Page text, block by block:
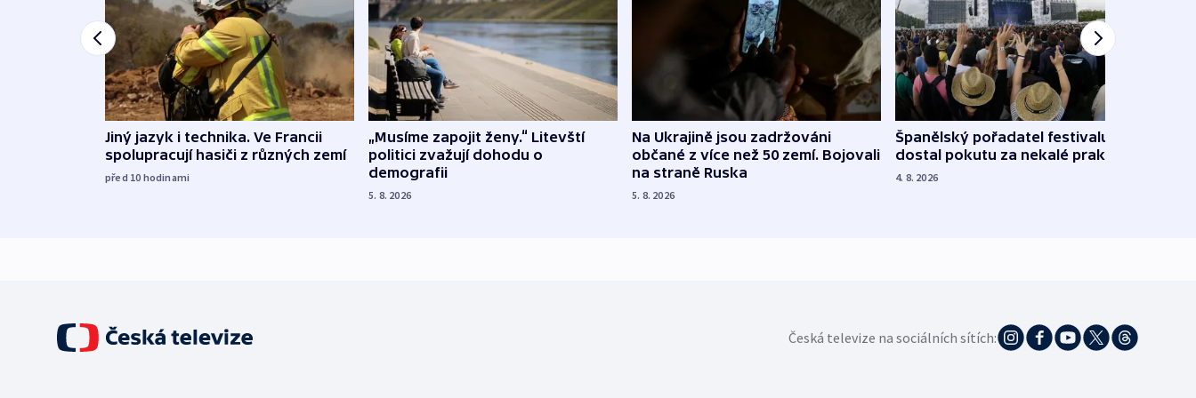
Jiný jazyk i technika. Ve Francii
spolupracují hasiči z různých zemí
před 10 hodinami
„Musíme zapojit ženy.“ Litevští
politici zvažují dohodu o
demografii
5. 8. 2026
Na Ukrajině jsou zadržováni
občané z více než 50 zemí. Bojovali
na straně Ruska
5. 8. 2026
Španělský pořadatel festivalu
dostal pokutu za nekalé praktiky
4. 8. 2026
Česká televize na sociálních sítích: